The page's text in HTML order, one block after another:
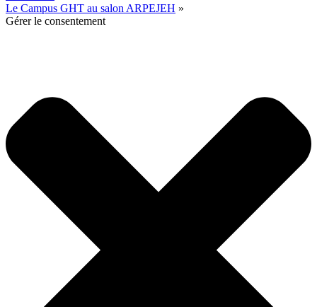
Le Campus GHT au salon ARPEJEH »
Gérer le consentement